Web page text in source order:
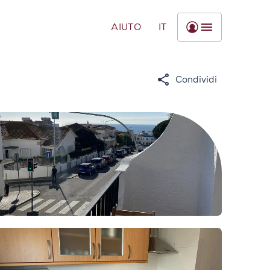
AIUTO IT
Condividi